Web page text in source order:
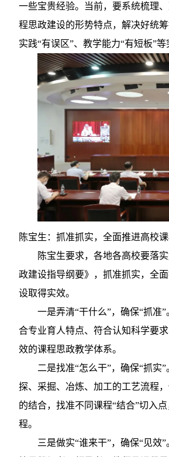
一些宝贵经验。当前，要系统梳理
程思政建设的形势特点，解决好统
实践“有误区”、教学能力“有短板”等
陈宝生：抓准抓实，全面推进高校
陈宝生要求，各地各高校要落
政建设指导纲要》，抓准抓实，全
设取得实效。
一是弄清“干什么”，确保“抓准
合专业育人特点、符合认知科学要
效的课程思政教学体系。
二是找准“怎么干”，确保“抓实
探、采掘、冶炼、加工的工艺流程
的结合，找准不同课程“结合”切入
程。
三是做实“谁来干”，确保“见效